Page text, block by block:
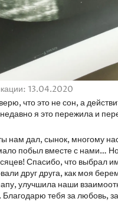
13.04.2020
что это не сон, а
я это пережила и
нам дал, сынок, многому
побыл вместе с нами…
Спасибо, что выбрал
друг друга, как моя
улучшила наши
тебя за любовь,